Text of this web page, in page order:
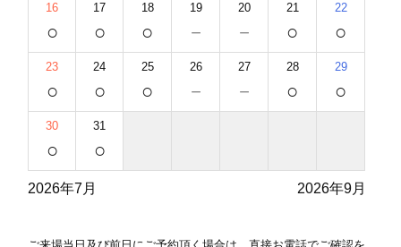
16
○
17
○
18
○
19
－
20
－
21
○
22
○
23
○
24
○
25
○
26
－
27
－
28
○
29
○
30
○
31
○
2026年7月 2026年9月